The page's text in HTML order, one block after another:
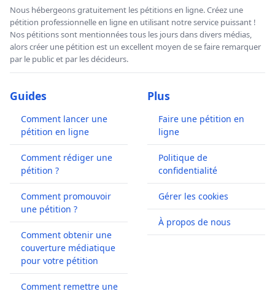
Nous hébergeons gratuitement les pétitions en ligne. Créez une
pétition professionnelle en ligne en utilisant notre service puissant !
Nos pétitions sont mentionnées tous les jours dans divers médias,
alors créer une pétition est un excellent moyen de se faire remarquer
par le public et par les décideurs.
Guides
Comment lancer une
pétition en ligne
Comment rédiger une
pétition ?
Comment promouvoir
une pétition ?
Comment obtenir une
couverture médiatique
pour votre pétition
Comment remettre une
Plus
Faire une pétition en
ligne
Politique de
confidentialité
Gérer les cookies
À propos de nous